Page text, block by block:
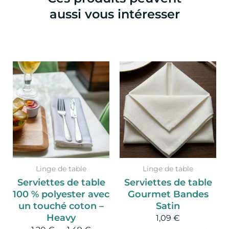
aussi vous intéresser
Linge de table
Serviettes de table
100 % polyester avec
un touché coton –
Heavy
Plage
de
prix :
1,20 €
à
1,49 €
Ce
produit
a
plusieurs
variations.
Les
options
peuvent
choisies
sur
Linge de table
Serviettes de table
Gourmet Bandes
Satin
1,09 €